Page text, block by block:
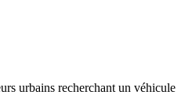
urbains recherchant un véhicule